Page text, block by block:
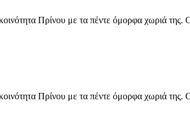
Πρίνου με τα πέντε όμορφα χωριά
Πρίνου με τα πέντε όμορφα χωριά